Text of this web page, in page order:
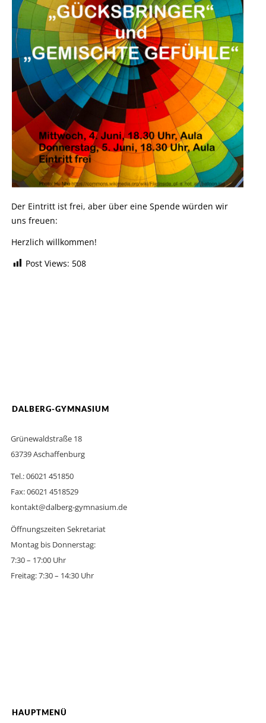
Der Eintritt ist frei, aber über eine Spende würden wir
uns freuen:
Herzlich willkommen!
Post Views: 508
DALBERG-GYMNASIUM
Grünewaldstraße 18
63739 Aschaffenburg
Tel.: 06021 451850
Fax: 06021 4518529
kontakt@dalberg-gymnasium.de
Öffnungszeiten Sekretariat
Montag bis Donnerstag:
7:30 – 17:00 Uhr
Freitag: 7:30 – 14:30 Uhr
HAUPTMENÜ